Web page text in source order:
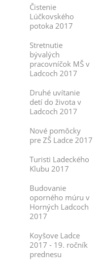
Čistenie
Lúčkovského
potoka 2017
Stretnutie
bývalých
pracovníčok MŠ v
Ladcoch 2017
Druhé uvítanie
detí do života v
Ladcoch 2017
Nové pomôcky
pre ZŠ Ladce 2017
Turisti Ladeckého
Klubu 2017
Budovanie
oporného múru v
Horných Ladcoch
2017
Koyšove Ladce
2017 - 19. ročník
prednesu